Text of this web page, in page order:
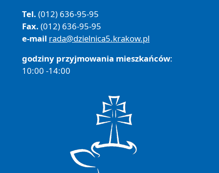
Tel. (012) 636-95-95
Fax. (012) 636-95-95
e-mail rada@dzielnica5.krakow.pl
godziny przyjmowania mieszkańców:
10:00 -14:00